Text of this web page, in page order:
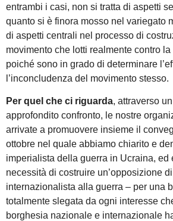
entrambi i casi, non si tratta di aspetti
quanto si è finora mosso nel variegato
di aspetti centrali nel processo di
movimento che lotti realmente contro
poiché sono in grado di determinare
l’inconcludenza del movimento stesso.
Per quel che ci riguarda, attraverso
approfondito confronto, le nostre
arrivate a promuovere insieme il
ottobre nel quale abbiamo chiarito e
imperialista della guerra in Ucraina, ed
necessità di costruire un’opposizione
internazionalista alla guerra – per una
totalmente slegata da ogni interesse
borghesia nazionale e internazionale